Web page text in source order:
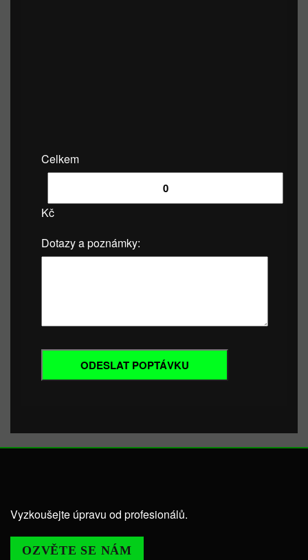
Celkem
Kč
Dotazy a poznámky:
Vyzkoušejte úpravu od profesionálů.
OZVĚTE SE NÁM